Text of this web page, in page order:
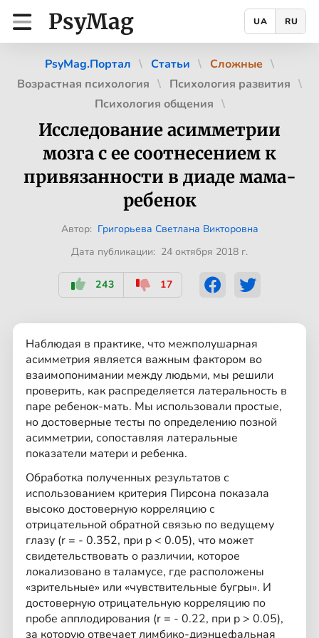
PsyMag UA RU
PsyMag.Портал Статьи
Сложные
Возрастная психология
Психология развития
Психология общения
Исследование асимметрии
мозга с ее соотнесением к
привязанности в диаде мама-
ребенок
Автор: Григорьева Светлана Викторовна
Дата публикации: 24 октября 2018 г.
243 17
Наблюдая в практике, что межполушарная
асимметрия является важным фактором во
взаимопонимании между людьми, мы решили
проверить, как распределяется латеральность в
паре ребенок-мать. Мы использовали простые,
но достоверные тесты по определению позной
асимметрии, сопоставляя латеральные
показатели матери и ребенка.
Обработка полученных результатов с
использованием критерия Пирсона показала
высоко достоверную корреляцию с
отрицательной обратной связью по ведущему
глазу (r = - 0.352, при p < 0.05), что может
свидетельствовать о различии, которое
локализовано в таламусе, где расположены
«зрительные» или «чувствительные бугры». И
достоверную отрицательную корреляцию по
пробе апплодирования (r = - 0.22, при p > 0.05),
за которую отвечает лимбико-диэнцефальная